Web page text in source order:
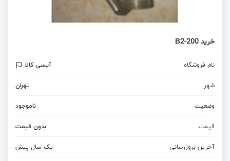
خرید В2-200
نام فروشگاه
آیسی کالا
شهر
تهران
وضعیت
ناموجود
قیمت
بدون قیمت
آخرین بروزرسانی
یک سال پیش